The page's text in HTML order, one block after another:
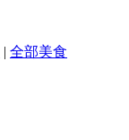
| 全部美食